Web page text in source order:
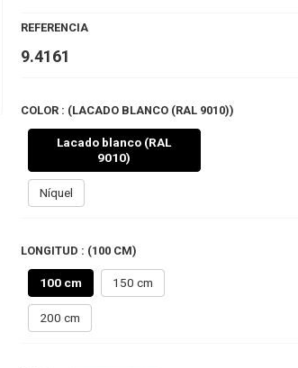
REFERENCIA
9.4161
COLOR : (LACADO BLANCO (RAL 9010))
Lacado blanco (RAL
9010)
Níquel
LONGITUD : (100 CM)
100 cm 150 cm
200 cm